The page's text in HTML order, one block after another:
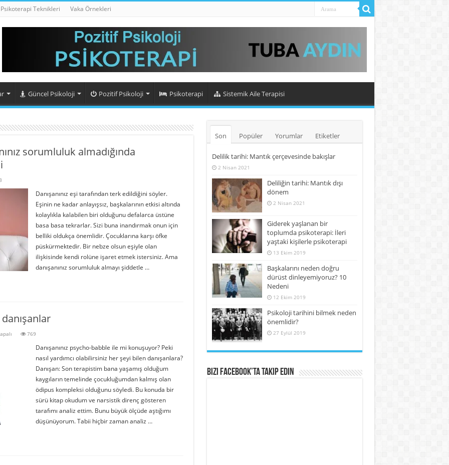
Psikoterapi Teknikleri Vaka Örnekleri
Güncel Psikoloji Pozitif Psikoloji Psikoterapi Sistemik Aile Terapisi
sorumluluk almadığında
Danışanınız eşi tarafından terk edildiğini söyler.
Eşinin ne kadar anlayışsız, başkalarının etkisi altında
kolaylıkla kalabilen biri olduğunu defalarca üstüne
basa basa tekrarlar. Sizi buna inandırmak onun için
belliki oldukça önemlidir. Çocuklarına karşı öfke
püskürmektedir. Bir nebze olsun eşiyle olan
ilişkisinde kendi rolüne işaret etmek istersiniz. Ama
danışanınız sorumluluk almayı şiddetle …
769
Danışanınız psycho-babble ile mi konuşuyor? Peki
nasıl yardımcı olabilirsiniz her şeyi bilen danışanlara?
Danışan: Son terapistim bana yaşamış olduğum
kaygıların temelinde çocukluğumdan kalmış olan
ödipus kompleksi olduğunu söyledi. Bu konuda bir
sürü kitap okudum ve narsistik direnç gösteren
tarafımı analiz ettim. Bunu büyük ölçüde aştığımı
düşünüyorum. Tabii hiçbir zaman analiz …
Son Popüler Yorumlar Etiketler
Delilik tarihi: Mantık çerçevesinde bakışlar
2 Nisan 2021
Deliliğin tarihi: Mantık dışı
dönem
2 Nisan 2021
Giderek yaşlanan bir
toplumda psikoterapi: İleri
yaştaki kişilerle psikoterapi
13 Ekim 2019
Başkalarını neden doğru
dürüst dinleyemiyoruz? 10
Nedeni
12 Ekim 2019
Psikoloji tarihini bilmek neden
önemlidir?
27 Eylül 2019
Bizi Facebook’ta Takip Edin